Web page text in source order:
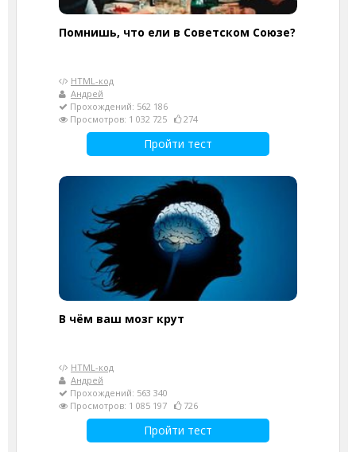
Помнишь, что ели в Советском Союзе?
HTML-код
Андрей
Прохождений: 562 186
Просмотров: 1 032 725
274
Пройти тест
В чём ваш мозг крут
HTML-код
Андрей
Прохождений: 563 340
Просмотров: 1 085 197
726
Пройти тест